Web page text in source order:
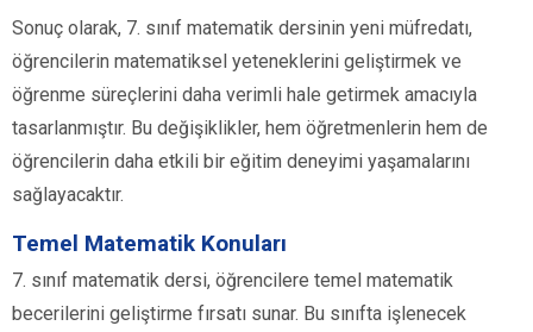
Sonuç olarak, 7. sınıf matematik dersinin yeni müfredatı,
öğrencilerin matematiksel yeteneklerini geliştirmek ve
öğrenme süreçlerini daha verimli hale getirmek amacıyla
tasarlanmıştır. Bu değişiklikler, hem öğretmenlerin hem de
öğrencilerin daha etkili bir eğitim deneyimi yaşamalarını
sağlayacaktır.
Temel Matematik Konuları
7. sınıf matematik dersi, öğrencilere temel matematik
becerilerini geliştirme fırsatı sunar. Bu sınıfta işlenecek